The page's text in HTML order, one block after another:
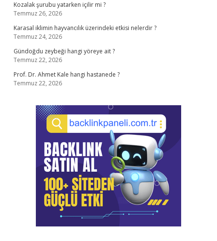
Kozalak şurubu yatarken içilir mi ?
Temmuz 26, 2026
Karasal iklimin hayvancılık üzerindeki etkisi nelerdir ?
Temmuz 24, 2026
Gündoğdu zeybeği hangi yöreye ait ?
Temmuz 22, 2026
Prof. Dr. Ahmet Kale hangi hastanede ?
Temmuz 22, 2026